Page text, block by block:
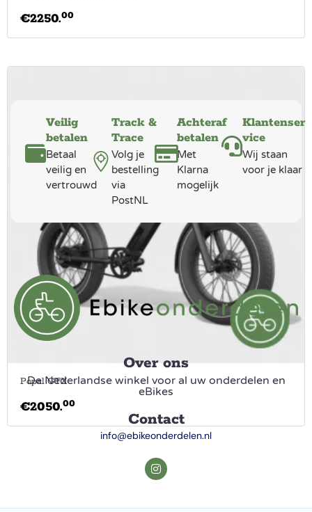
€2250.00
Popal GTX
€2050.00
Veilig
betalen
Betaal
veilig en
vertrouwd
Track &
Trace
Volg je
bestelling
via
PostNL
Achteraf
betalen
Met
Klarna
mogelijk
Klantenser
vice
Wij staan
voor je klaar
Over ons
De Nederlandse winkel voor al uw onderdelen en
eBikes
Contact
info@ebikeonderdelen.nl